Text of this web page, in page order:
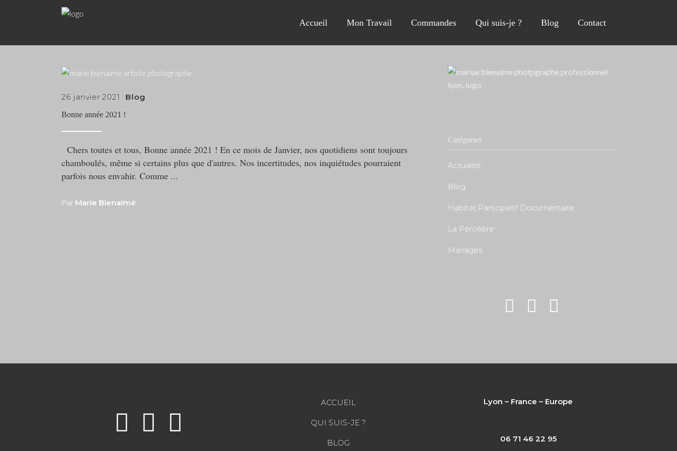
Accueil Mon Travail Commandes Qui suis-je ? Blog Contact
26 janvier 2021 Blog
Bonne année 2021 !
Chers toutes et tous, Bonne année 2021 ! En ce mois de Janvier, nos quotidiens sont toujours
chamboulés, même si certains plus que d'autres. Nos incertitudes, nos inquiétudes pourraient
parfois nous envahir. Comme
Par Marie Bienaimé
Catégories
Actualité
Blog
Habitat Participatif Documentaire
La Pérollière
Mariages
ACCUEIL
QUI SUIS-JE ?
BLOG
Lyon – France – Europe
06 71 46 22 95